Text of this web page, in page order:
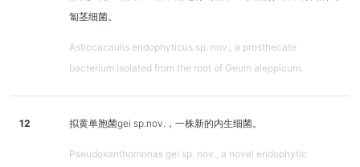
匐茎细菌。
Asticcacaulis endophyticus sp. nov., a prosthecate
bacterium isolated from the root of Geum aleppicum.
12 拟黄单胞菌gei sp.nov.，一株新的内生细菌。
Pseudoxanthomonas gei sp. nov., a novel endophytic